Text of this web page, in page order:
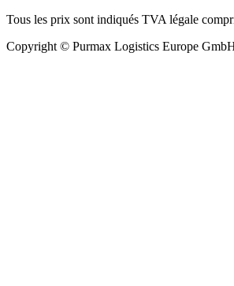
Tous les prix sont indiqués TVA légale
Copyright © Purmax Logistics Europe